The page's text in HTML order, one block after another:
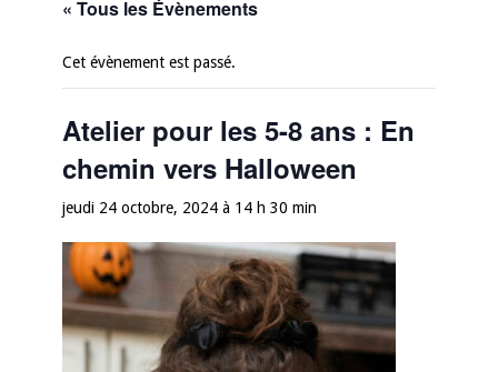
« Tous les Évènements
Cet évènement est passé.
Atelier pour les 5-8 ans : En
chemin vers Halloween
jeudi 24 octobre, 2024 à 14 h 30 min